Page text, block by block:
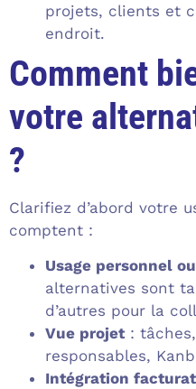
projets, clients et
endroit.
Comment
votre
?
Clarifiez d’abord votre
comptent :
Usage personnel
alternatives sont
d’autres pour la
Vue projet :
responsables,
Intégration